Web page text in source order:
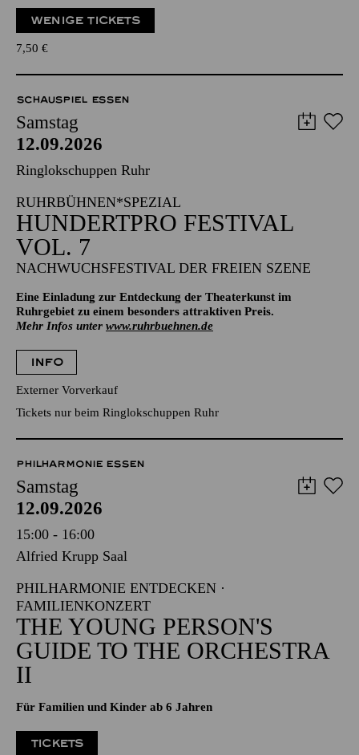
WENIGE TICKETS
7,50 €
SCHAUSPIEL ESSEN
Samstag
12.09.2026
Ringlokschuppen Ruhr
RUHRBÜHNEN*SPEZIAL
HUNDERTPRO FESTIVAL
VOL. 7
NACHWUCHSFESTIVAL DER FREIEN SZENE
Eine Einladung zur Entdeckung der Theaterkunst im
Ruhrgebiet zu einem besonders attraktiven Preis.
Mehr Infos unter www.ruhrbuehnen.de
INFO
Externer Vorverkauf
Tickets nur beim Ringlokschuppen Ruhr
PHILHARMONIE ESSEN
Samstag
12.09.2026
15:00 - 16:00
Alfried Krupp Saal
PHILHARMONIE ENTDECKEN ·
FAMILIENKONZERT
THE YOUNG PERSON'S
GUIDE TO THE ORCHESTRA
II
Für Familien und Kinder ab 6 Jahren
TICKETS